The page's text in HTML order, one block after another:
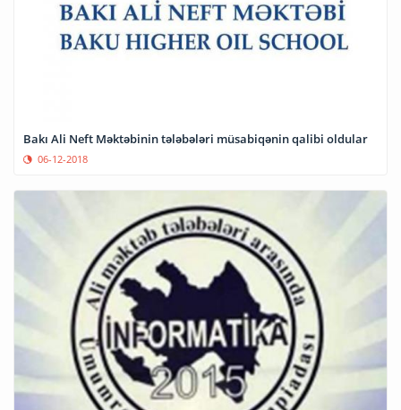
Bakı Ali Neft Məktəbinin tələbələri müsabiqənin qalibi oldular
06-12-2018